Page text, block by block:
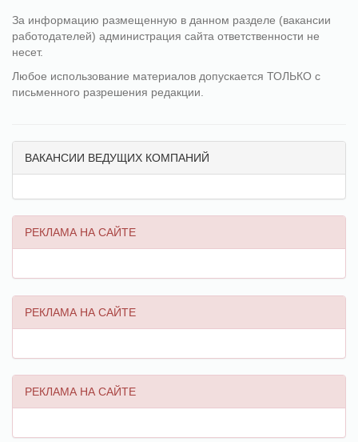
За информацию размещенную в данном разделе (вакансии
работодателей) администрация сайта ответственности не
несет.
Любое использование материалов допускается ТОЛЬКО с
письменного разрешения редакции.
ВАКАНСИИ ВЕДУЩИХ КОМПАНИЙ
РЕКЛАМА НА САЙТЕ
РЕКЛАМА НА САЙТЕ
РЕКЛАМА НА САЙТЕ